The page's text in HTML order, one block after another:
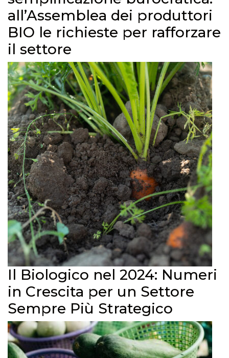
all’Assemblea dei produttori
BIO le richieste per rafforzare
il settore
Il Biologico nel 2024: Numeri
in Crescita per un Settore
Sempre Più Strategico